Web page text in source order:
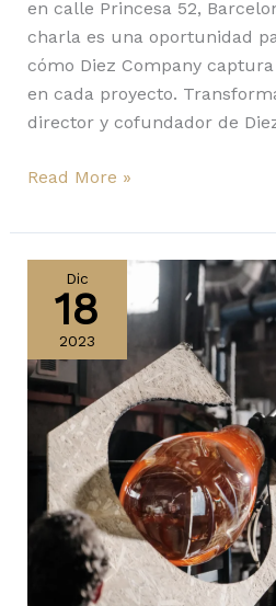
en calle Princesa 52,
charla es una oportunidad
cómo Diez Company
en cada proyecto.
director y cofundador de
Read More »
Dic
18
2023
producción
manual
vidrio
ya
patrimonio
humanidad